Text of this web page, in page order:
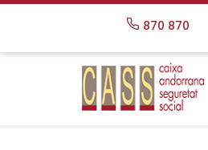
Vés
contingut
870 870